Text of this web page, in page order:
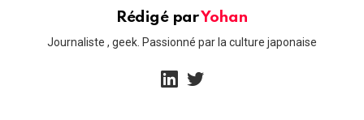
Rédigé parYohan
Journaliste , geek. Passionné par la culture japonaise
linkedin